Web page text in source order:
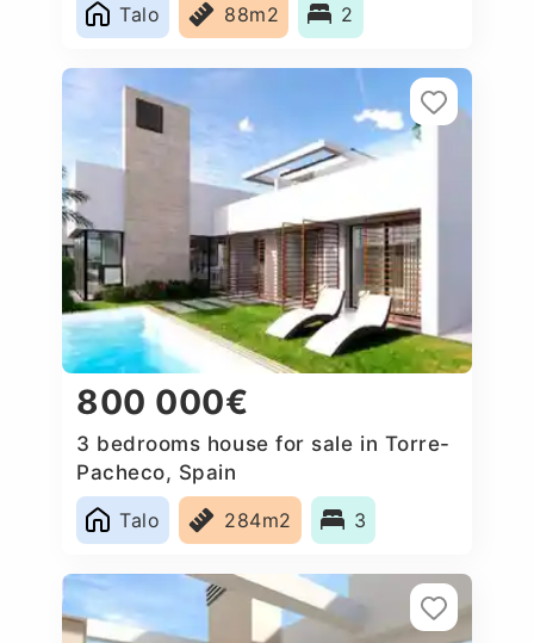
Talo
88m2 2
800 000€
3 bedrooms house for sale in Torre-
Pacheco, Spain
Talo
284m2 3